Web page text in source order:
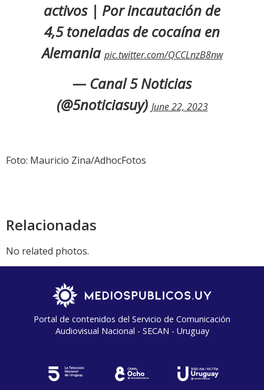
activos | Por incautación de
4,5 toneladas de cocaína en
Alemania pic.twitter.com/QCCLnzB8nw
— Canal 5 Noticias
(@5noticiasuy) June 22, 2023
Foto: Mauricio Zina/AdhocFotos
Relacionadas
No related photos.
Portal de contenidos del Servicio de Comunicación
Audiovisual Nacional - SECAN - Uruguay